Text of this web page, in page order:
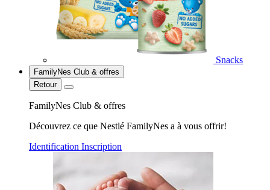
Snacks
FamilyNes Club & offres
Retour
FamilyNes Club & offres
Découvrez ce que Nestlé FamilyNes a à vous offrir!
Identification Inscription